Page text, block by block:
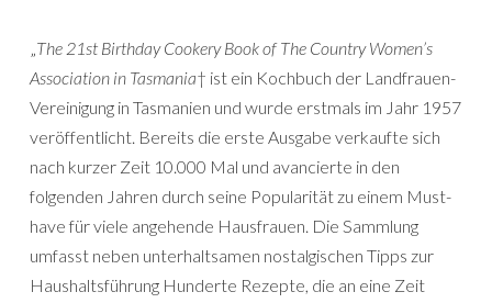
„The 21st Birthday Cookery Book of The Country Women’s
Association in Tasmania† ist ein Kochbuch der Landfrauen-
Vereinigung in Tasmanien und wurde erstmals im Jahr 1957
veröffentlicht. Bereits die erste Ausgabe verkaufte sich
nach kurzer Zeit 10.000 Mal und avancierte in den
folgenden Jahren durch seine Popularität zu einem Must-
have für viele angehende Hausfrauen. Die Sammlung
umfasst neben unterhaltsamen nostalgischen Tipps zur
Haushaltsführung Hunderte Rezepte, die an eine Zeit